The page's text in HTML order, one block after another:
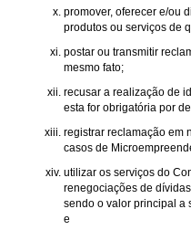
promover, oferecer e/ou
produtos ou serviços de
postar ou transmitir
mesmo fato;
recusar a realização de
esta for obrigatória por
registrar reclamação em
casos de
utilizar os serviços do
renegociações de
sendo o valor principal a
e